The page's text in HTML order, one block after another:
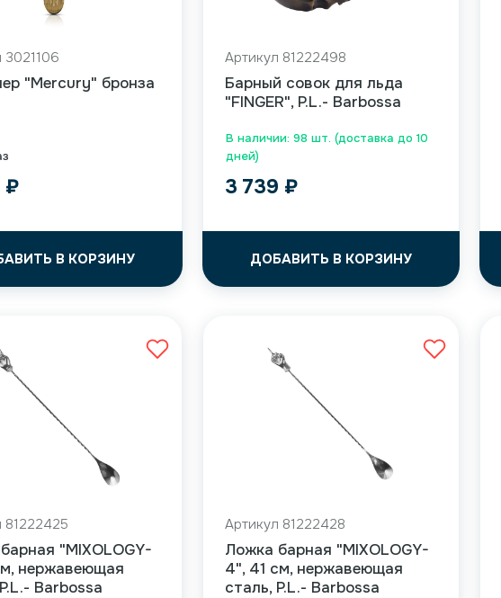
3021106
"Mercury" бронза
₽
В КОРЗИНУ
В наличии: 98 шт. (доставка до 10
дней)
Артикул 81222498
Барный совок для льда
"FINGER", P.L.- Barbossa
3 739 ₽
ДОБАВИТЬ В КОРЗИНУ
81222425
"MIXOLOGY-
нержавеющая
Barbossa
Артикул 81222428
Ложка барная "MIXOLOGY-
4", 41 см, нержавеющая
сталь, P.L.- Barbossa